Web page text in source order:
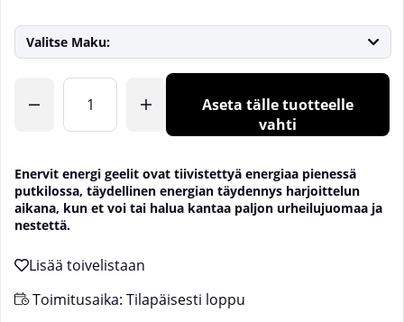
Valitse Maku:
Aseta tälle tuotteelle
vahti
Enervit energi geelit ovat tiivistettyä energiaa pienessä
putkilossa, täydellinen energian täydennys harjoittelun
aikana, kun et voi tai halua kantaa paljon urheilujuomaa ja
nestettä.
Toimitusaika: Tilapäisesti loppu